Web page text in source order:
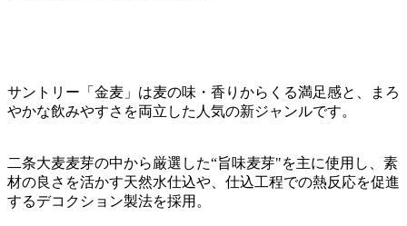
サントリー「金麦」は麦の味・香りからくる満足感と、まろ
やかな飲みやすさを両立した人気の新ジャンルです。
二条大麦麦芽の中から厳選した“旨味麦芽"を主に使用し、素
材の良さを活かす天然水仕込や、仕込工程での熱反応を促進
するデコクション製法を採用。